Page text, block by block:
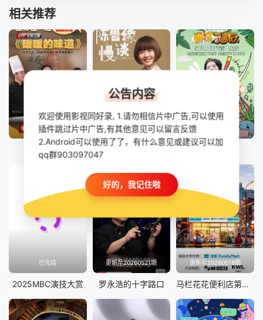
相关推荐
更新至20260806期
暖暖的味道
更新至23期
陈鲁豫·慢谈 萌探奇遇记
已完结
2025MBC演技大赏
更新至20260521期
罗永浩的十字路口
更新至20260518期
马栏花花便利店第三季
公告内容
欢迎使用影视同好录, 1.请勿相信片中广告,可以使用
插件跳过片中广告,有其他意见可以留言反馈
2.Android可以使用了了，有什么意见或建议可以加
qq群903097047
好的，我记住啦